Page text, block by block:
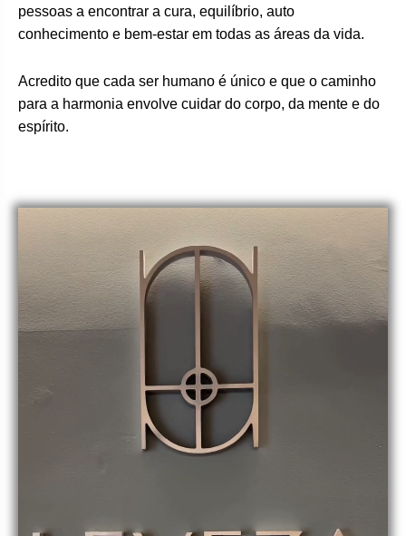
pessoas a encontrar a cura, equilíbrio, auto
conhecimento e bem-estar em todas as áreas da vida.
Acredito que cada ser humano é único e que o caminho
para a harmonia envolve cuidar do corpo, da mente e do
espírito.